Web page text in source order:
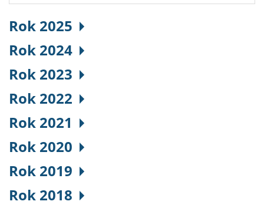
Rok 2025
Rok 2024
Rok 2023
Rok 2022
Rok 2021
Rok 2020
Rok 2019
Rok 2018